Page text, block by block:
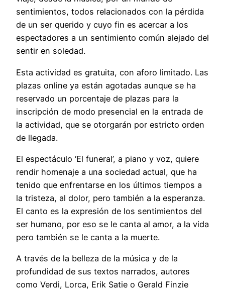
sentimientos, todos relacionados con la pérdida
de un ser querido y cuyo fin es acercar a los
espectadores a un sentimiento común alejado del
sentir en soledad.
Esta actividad es gratuita, con aforo limitado. Las
plazas online ya están agotadas aunque se ha
reservado un porcentaje de plazas para la
inscripción de modo presencial en la entrada de
la actividad, que se otorgarán por estricto orden
de llegada.
El espectáculo ‘El funeral’, a piano y voz, quiere
rendir homenaje a una sociedad actual, que ha
tenido que enfrentarse en los últimos tiempos a
la tristeza, al dolor, pero también a la esperanza.
El canto es la expresión de los sentimientos del
ser humano, por eso se le canta al amor, a la vida
pero también se le canta a la muerte.
A través de la belleza de la música y de la
profundidad de sus textos narrados, autores
como Verdi, Lorca, Erik Satie o Gerald Finzie